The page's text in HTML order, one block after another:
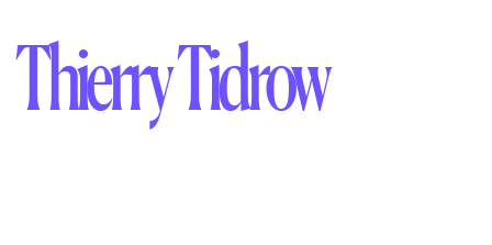
Thierry Tidrow